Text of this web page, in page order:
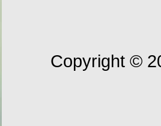
Copyright ©